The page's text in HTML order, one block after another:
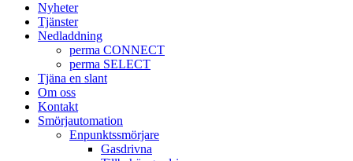
Nyheter
Tjänster
Nedladdning
perma CONNECT
perma SELECT
Tjäna en slant
Om oss
Kontakt
Smörjautomation
Enpunktssmörjare
Gasdrivna